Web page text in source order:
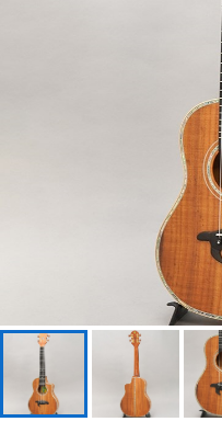
DTM オンライン納品